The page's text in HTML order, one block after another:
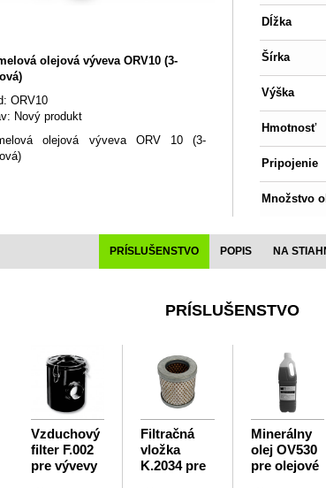
olejová výveva ORV10 (3-
ORV10
Nový produkt
olejová výveva ORV 10 (3-
Dĺžka
Šírka
Výška
Hmotnosť
Pripojenie
Množstvo
PRÍSLUŠENSTVO POPIS NA
PRÍSLUŠENSTVO
Vzduchový
filter F.002
pre vývevy
Filtračná
vložka
K.2034 pre
Minerálny
olej OV530
pre olejové